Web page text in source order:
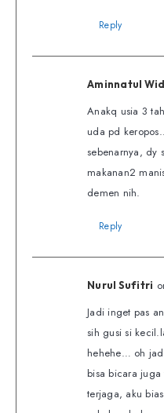
Reply
Aminnatul
Anakq usia 3
uda pd
sebenarnya, dy
makanan2
demen nih.
Reply
Nurul Sufitri
Jadi inget pas
sih gusi si
hehehe… oh
bisa bicara juga
terjaga, aku